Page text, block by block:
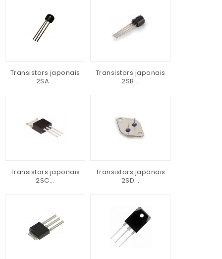
Transistors japonais
2SA...
Transistors japonais
2SB...
Transistors japonais
2SC...
Transistors japonais
2SD...